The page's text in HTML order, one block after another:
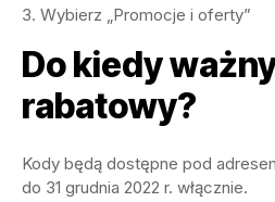
Wybierz „Promocje i oferty”
Do kiedy
rabatowy?
Kody będą dostępne pod
do 31 grudnia 2022 r. włącznie.